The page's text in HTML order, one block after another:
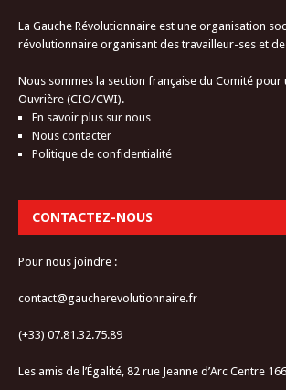
La Gauche Révolutionnaire est une organisation
révolutionnaire organisant des travailleur-ses et
Nous sommes la section française du Comité
Ouvrière (CIO/CWI).
En savoir plus sur nous
Nous contacter
Politique de confidentialité
CONTACTEZ-NOUS
Pour nous joindre :
contact@gaucherevolutionnaire.fr
(+33) 07.81.32.75.89
Les amis de l’Égalité, 82 rue Jeanne d’Arc Centre